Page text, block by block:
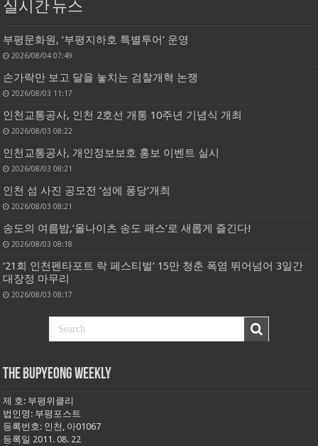
실시간 뉴스
부평문화원, ‘부평지하호 특별투어’ 운영
2026/08/04 07:49
손가락만 보고 달을 놓치는 검찰개혁 논쟁
2026/08/03 11:17
인천교통공사, 인천 2호선 개통 10주년 기념식 개최
2026/08/03 08:22
인천교통공사, 개인정보보호 홍보 이벤트 실시
2026/08/03 08:21
인천 섬 사진 공모전 ‘섬에 퐁당’개최
2026/08/03 08:21
송도의 여름밤,‘올나이츠 송도 패스’로 새롭게 즐긴다!
2026/08/03 08:18
‘21회 인천펜타포트 락 페스티벌’ 15만 청춘 폭염 뛰어넘어 3일간
대장정 마무리
2026/08/03 08:17
THE BUPYEONG WEEKLY
제 호: 부평위클리
법인명: 부평포스트
등록번호: 인천, 아01067
등록일 2011. 08. 22